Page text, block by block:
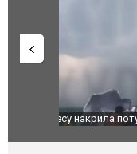
Вже вивели на